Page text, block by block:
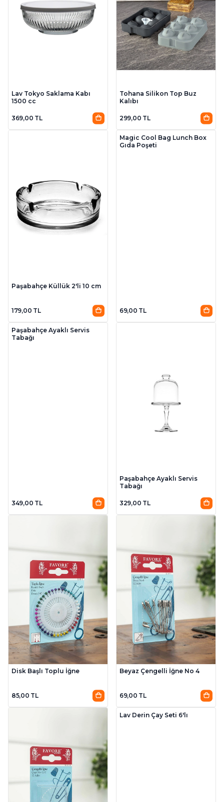
Lav Tokyo Saklama Kabı
1500 cc
369,00 TL
Tohana Silikon Top Buz
Kalıbı
299,00 TL
Paşabahçe Küllük 2'li 10 cm
179,00 TL
Magic Cool Bag Lunch Box
Gıda Poşeti
69,00 TL
Paşabahçe Ayaklı Servis
Tabağı
349,00 TL
Paşabahçe Ayaklı Servis
Tabağı
329,00 TL
Disk Başlı Toplu İğne
85,00 TL
Beyaz Çengelli İğne No 4
69,00 TL
Lav Derin Çay Seti 6'lı